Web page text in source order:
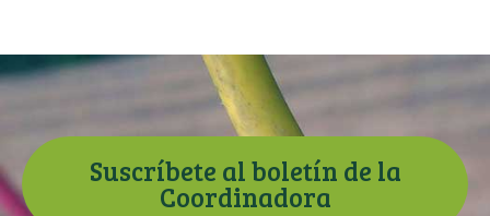
Suscríbete al boletín de la
Coordinadora